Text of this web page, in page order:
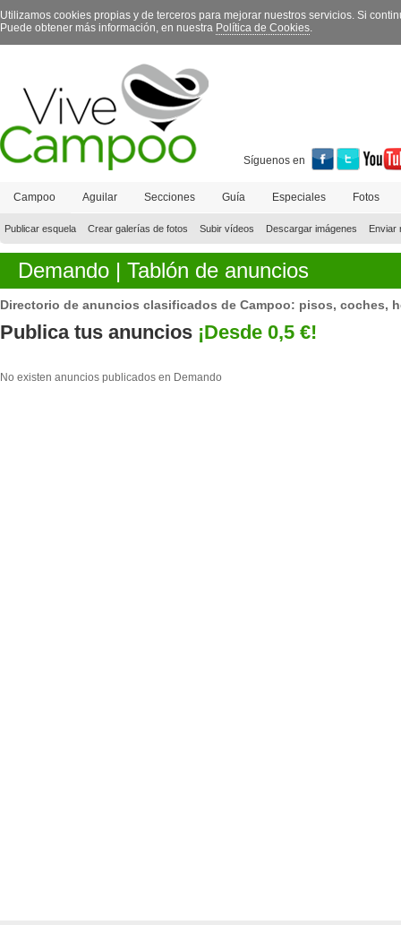
Utilizamos cookies propias y de terceros para mejorar nuestros servicios. Si
Puede obtener más información, en nuestra Política de Cookies.
Síguenos en
Campoo Aguilar Secciones Guía Especiales Fotos
Publicar esquela Crear galerías de fotos Subir vídeos Descargar imágenes Enviar
Contacto
Demando | Tablón de anuncios
Directorio de anuncios clasificados de Campoo: pisos, coches,
Publica tus anuncios ¡Desde 0,5 €!
No existen anuncios publicados en Demando